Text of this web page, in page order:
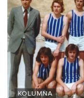
KOLUMNA